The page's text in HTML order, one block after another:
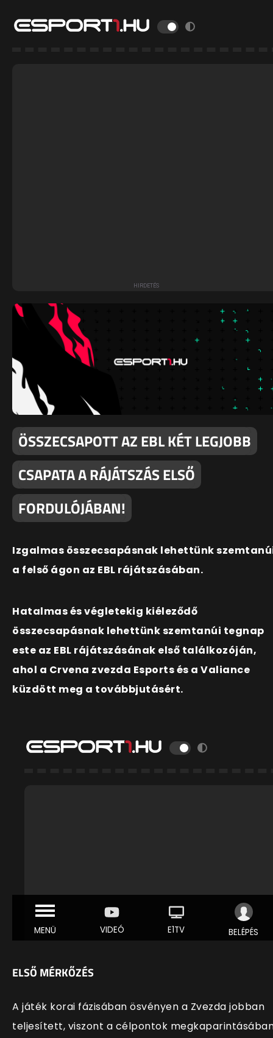
ÖSSZECSAPOTT AZ EBL KÉT LEGJOBB
CSAPATA A RÁJÁTSZÁS ELSŐ
FORDULÓJÁBAN!
Izgalmas összecsapásnak lehettünk
a felső ágon az EBL rájátszásában.
Hatalmas és végletekig kiéleződő
összecsapásnak lehettünk szemtanúi tegnap
este az EBL rájátszásának első találkozóján,
ahol a Crvena zvezda Esports és a Valiance
küzdött meg a továbbjutásért.
ELSŐ MÉRKŐZÉS
A játék korai fázisában ösvényen a Zvezda jobban
teljesített, viszont a célpontok